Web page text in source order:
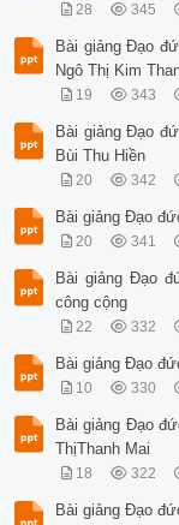
28 345
Bài giảng Đạo
Ngô Thị Kim
19 343
Bài giảng Đạo
Bùi Thu Hiền
20 342
Bài giảng Đạo
20 341
Bài giảng Đạo
công cộng
22 332
Bài giảng Đạo
10 330
Bài giảng Đạo
ThịThanh Mai
18 322
Bài giảng Đạo